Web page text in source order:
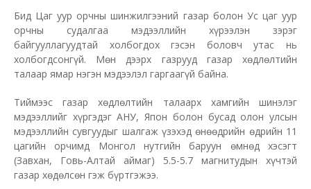
Бид Цаг уур орчны шинжилгээний газар болон Ус цаг уур
орчны судалгаа мэдээллийн хүрээлэн зэрэг
байгууллагуудтай холбогдох гэсэн боловч утас нь
холбогдсонгүй. Мөн дээрх газрууд газар хөдлөлтийн
талаар ямар нэгэн мэдээлэл гаргаагүй байна.
Тиймээс газар хөдлөлтийн талаарх хамгийн шинэлэг
мэдээллийг хүргэдэг АНУ, Япон болон бусад олон улсын
мэдээллийн сувгуудыг шалгаж үзэхэд өнөөдрийн өдрийн 11
цагийн орчимд Монгол нутгийн баруун өмнөд хэсэгт
(Завхан, Говь-Алтай аймаг) 5.5-5.7 магнитудын хүчтэй
газар хөдөлсөн гэж бүртгэжээ.​​​​​